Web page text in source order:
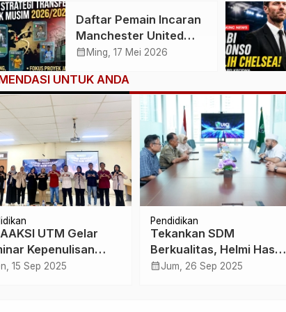
Sejarah Transfermarkt
Daftar Pemain Incaran
Manchester United
2026: Dari Federico
Wonderkid Christos
Mouzakitis
calendar_month Ming, 17 Mei 2026
UNTUK ANDA
UTM Gelar
Kepenulisan
Alumni
15 Sep 2025
Pendidikan
Tekankan SDM
Berkualitas, Helmi Hasan
Nilai UICI Berbeda dari
calendar_monthJum, 26 Sep 2025